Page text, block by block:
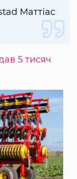
Маттіас
5 тисяч